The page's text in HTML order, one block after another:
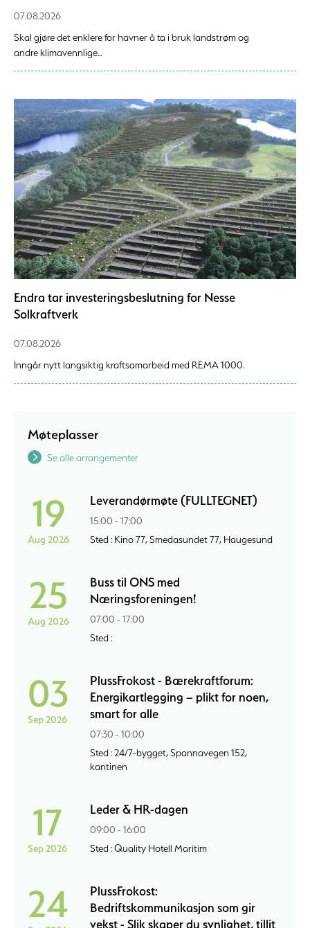
07.08.2026
Skal gjøre det enklere for havner å ta i bruk landstrøm og
andre klimavennlige...
Endra tar investeringsbeslutning for Nesse
Solkraftverk
07.08.2026
Inngår nytt langsiktig kraftsamarbeid med REMA 1000.
Møteplasser
Se alle arrangementer
19
Aug 2026
Leverandørmøte (FULLTEGNET)
15:00 - 17:00
Sted : Kino 77, Smedasundet 77, Haugesund
25
Aug 2026
Buss til ONS med
Næringsforeningen!
07:00 - 17:00
Sted :
03
Sep 2026
PlussFrokost - Bærekraftforum:
Energikartlegging – plikt for noen,
smart for alle
07:30 - 10:00
Sted : 24/7-bygget, Spannavegen 152,
kantinen
17
Sep 2026
Leder & HR-dagen
09:00 - 16:00
Sted : Quality Hotell Maritim
24
PlussFrokost:
Bedriftskommunikasjon som gir
vekst - Slik skaper du synlighet, tillit